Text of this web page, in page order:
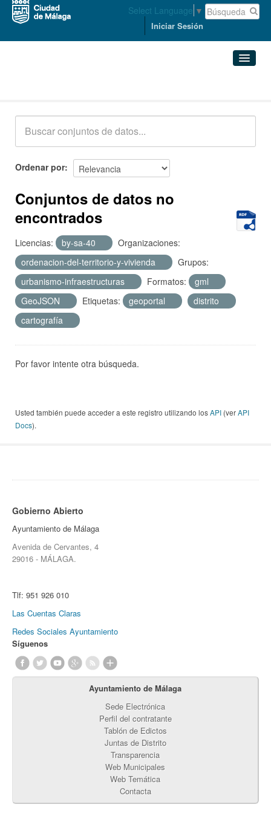
Select Language ▼
Iniciar Sesión
Acerca de
Ordenar por
Conjuntos de datos no
encontrados
Licencias: by-sa-40
Organizaciones:
ordenacion-del-territorio-y-vivienda
Grupos:
urbanismo-infraestructuras
Formatos:
gml
GeoJSON
Etiquetas: geoportal
distrito
cartografía
Por favor intente otra búsqueda.
Usted también puede acceder a este registro utilizando losAPI (verAPI
Docs).
Gobierno Abierto
Ayuntamiento de Málaga
Avenida de Cervantes, 4
29016 - MÁLAGA.
Tlf: 951 926 010
Las Cuentas Claras
Redes Sociales Ayuntamiento
Síguenos
Ayuntamiento de Málaga
Sede Electrónica
Perfil del contratante
Tablón de Edictos
Juntas de Distrito
Transparencia
Web Municipales
Web Temática
Contacta